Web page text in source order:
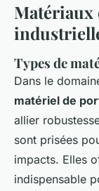
Matériaux
Types de
Dans le
matériel de
allier
sont prisées
impacts. Elles
indispensable